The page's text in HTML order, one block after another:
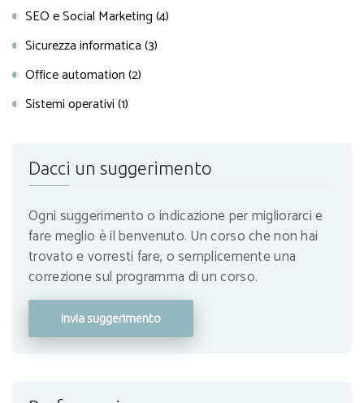
SEO e Social Marketing (4)
Sicurezza informatica (3)
Office automation (2)
Sistemi operativi (1)
Dacci un suggerimento
Ogni suggerimento o indicazione per migliorarci e
fare meglio è il benvenuto. Un corso che non hai
trovato e vorresti fare, o semplicemente una
correzione sul programma di un corso.
Invia suggerimento